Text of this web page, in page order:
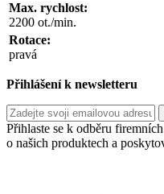
Max. rychlost:
2200 ot./min.
Rotace:
pravá
Přihlášení k newsletteru
Přihlaste se k odběru
o našich produktech a